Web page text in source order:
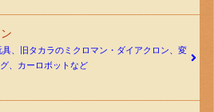
具、旧タカラのミクロマン・ダイアクロン、変
、カーロボットなど